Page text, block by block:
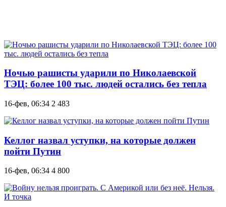
Ночью рашисты ударили по Николаевской
ТЭЦ: более 100 тыс. людей остались без тепла
16-фев, 06:34 2 483
Келлог назвал уступки, на которые должен
пойти Путин
16-фев, 06:34 4 800